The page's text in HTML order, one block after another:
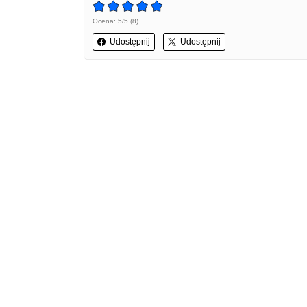
Ocena: 5/5 (8)
Udostępnij Udostępnij